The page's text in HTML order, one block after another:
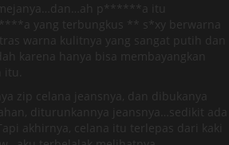
p******a itu
yang terbungkus ** s*xy berwarna
warna kulitnya yang sangat putih dan
karena hanya bisa membayangkan
zip celana jeansnya, dan dibukanya
diturunkannya jeansnya…sedikit ada
akhirnya, celana itu terlepas dari kaki